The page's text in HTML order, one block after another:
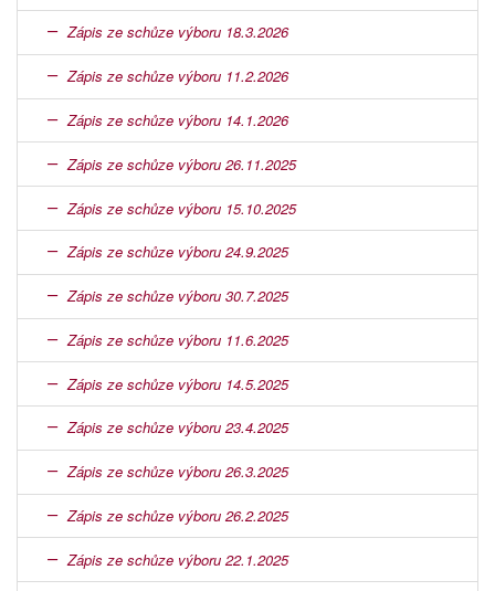
Zápis ze schůze výboru 18.3.2026
Zápis ze schůze výboru 11.2.2026
Zápis ze schůze výboru 14.1.2026
Zápis ze schůze výboru 26.11.2025
Zápis ze schůze výboru 15.10.2025
Zápis ze schůze výboru 24.9.2025
Zápis ze schůze výboru 30.7.2025
Zápis ze schůze výboru 11.6.2025
Zápis ze schůze výboru 14.5.2025
Zápis ze schůze výboru 23.4.2025
Zápis ze schůze výboru 26.3.2025
Zápis ze schůze výboru 26.2.2025
Zápis ze schůze výboru 22.1.2025